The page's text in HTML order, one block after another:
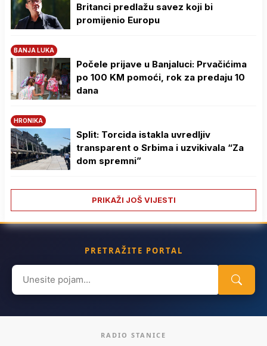
Britanci predlažu savez koji bi
promijenio Europu
BANJA LUKA
Počele prijave u Banjaluci: Prvačićima
po 100 KM pomoći, rok za predaju 10
dana
HRONIKA
Split: Torcida istakla uvredljiv
transparent o Srbima i uzvikivala “Za
dom spremni”
PRIKAŽI JOŠ VIJESTI
PRETRAŽITE PORTAL
Search
for:
RADIO STANICE